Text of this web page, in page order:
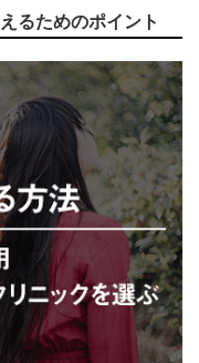
るためのポイント